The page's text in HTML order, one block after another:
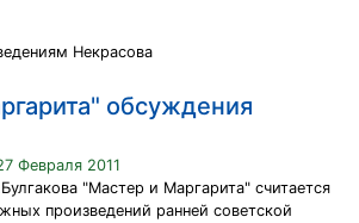
Некрасова
обсуждения
Февраля 2011
"Мастер и Маргарита" считается
произведений ранней советской